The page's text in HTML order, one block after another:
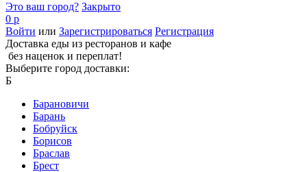
Это ваш город? Закрыто
0 р
Войти или Зарегистрироваться Регистрация
Доставка еды из ресторанов и кафе
без наценок и переплат!
Выберите город доставки:
Б
Барановичи
Барань
Бобруйск
Борисов
Браслав
Брест